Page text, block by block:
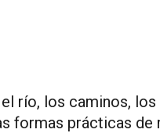
río, los caminos,
formas prácticas de